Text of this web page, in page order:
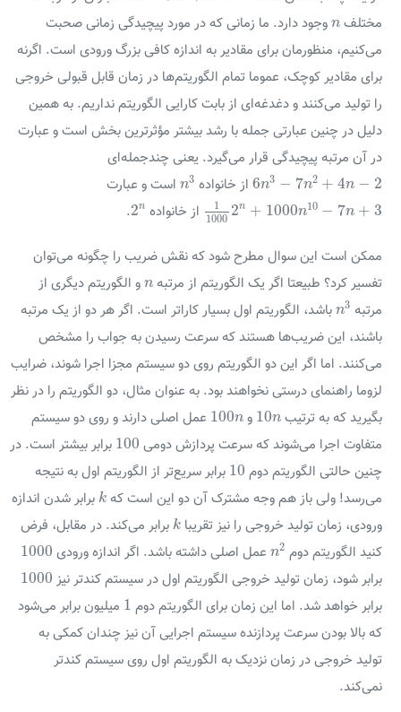
مختلفn
nوجود دارد. ما زمانی که در مورد پیچیدگی زمانی صحبت
می‌کنیم، منظورمان برای مقادیر به اندازه کافی بزرگ ورودی است. اگرنه
برای مقادیر کوچک، عموما تمام الگوریتم‌ها در زمان قابل قبولی خروجی
را تولید می‌کنند و دغدغه‌ای از بابت کارایی الگوریتم نداریم. به همین
دلیل در چنین عبارتی جمله با رشد بیشتر مؤثرترین بخش است و عبارت
در آن مرتبه پیچیدگی قرار می‌گیرد. یعنی چندجمله‌ای
6n −7n2 +4n −
6 −7 n 2+ 4 از خانواده n 3
nاست و عبارت
1
1000 2 n +1000n −7n +
1 1000 2n+1000 10 7 + از خانواده 2
2n
.
ممکن است این سوال مطرح شود که نقش ضریب را چگونه می‌توان
تفسیر کرد؟ طبیعتا اگر یک الگوریتم از مرتبهn
n و الگوریتم دیگری از
مرتبه n3
n 3
باشد، الگوریتم اول بسیار کاراتر است. اگر هر دو از یک مرتبه
باشند، این ضریب‌ها هستند که سرعت رسیدن به جواب را مشخص
می‌کنند. اما اگر این دو الگوریتم روی دو سیستم مجزا اجرا شوند، ضرایب
لزوما راهنمای درستی نخواهند بود. به عنوان مثال، دو الگوریتم را در نظر
بگیرید که به ترتیب 10n
10و 100n
100 n
عمل اصلی دارند و روی دو سیستم
متفاوت اجرا می‌شوند که سرعت پردازش دومی100
100برابر بیشتر است. در
چنین حالتی الگوریتم دوم10
10برابر سریع‌تر از الگوریتم اول به نتیجه
می‌رسد! ولی باز هم وجه مشترک آن دو این است کهk
kبرابر شدن اندازه
ورودی، زمان تولید خروجی را نیز تقریباk
kبرابر می‌کند. در مقابل، فرض
کنید الگوریتم دوم n
nعمل اصلی داشته باشد. اگر اندازه ورودی1000
1000
برابر شود، زمان تولید خروجی الگوریتم اول در سیستم کندتر نیز1000
1000
برابر خواهد شد. اما این زمان برای الگوریتم دوم11 میلیون برابر می‌شود
که بالا بودن سرعت پردازنده سیستم اجرایی آن نیز چندان کمکی به
تولید خروجی در زمان نزدیک به الگوریتم اول روی سیستم کندتر
نمی‌کند.